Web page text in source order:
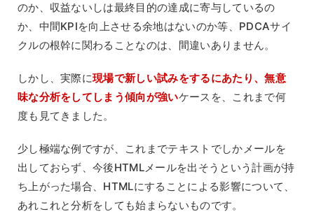
のか、収益ないしは最終目的の達成に寄与しているの
か、中間KPIを向上させる余地はないのか等、PDCAサイ
クルの根幹に関わることなのは、間違いありません。
しかし、実際に現場で新しい試みをするにあたり、無意
味な分析をしてしまう傾向が強いケースを、これまで何
度も見てきました。
少し極端な例ですが、これまでテキストでしかメールを
出しておらず、今後HTMLメールを出そうという計画が持
ち上がった場合、HTMLにすることによる影響について、
あれこれと分析をしても始まらないものです。